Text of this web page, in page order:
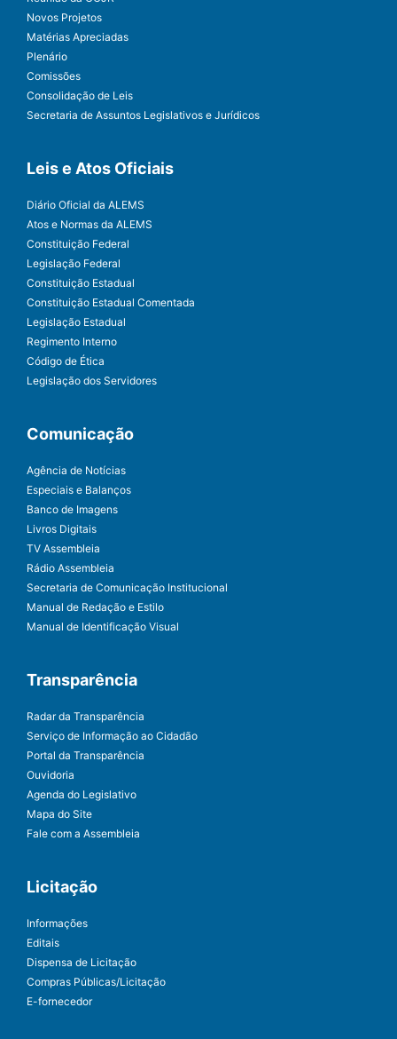
Novos Projetos
Matérias Apreciadas
Plenário
Comissões
Consolidação de Leis
Secretaria de Assuntos Legislativos e Jurídicos
Leis e Atos Oficiais
Diário Oficial da ALEMS
Atos e Normas da ALEMS
Constituição Federal
Legislação Federal
Constituição Estadual
Constituição Estadual Comentada
Legislação Estadual
Regimento Interno
Código de Ética
Legislação dos Servidores
Comunicação
Agência de Notícias
Especiais e Balanços
Banco de Imagens
Livros Digitais
TV Assembleia
Rádio Assembleia
Secretaria de Comunicação Institucional
Manual de Redação e Estilo
Manual de Identificação Visual
Transparência
Radar da Transparência
Serviço de Informação ao Cidadão
Portal da Transparência
Ouvidoria
Agenda do Legislativo
Mapa do Site
Fale com a Assembleia
Licitação
Informações
Editais
Dispensa de Licitação
Compras Públicas/Licitação
E-fornecedor